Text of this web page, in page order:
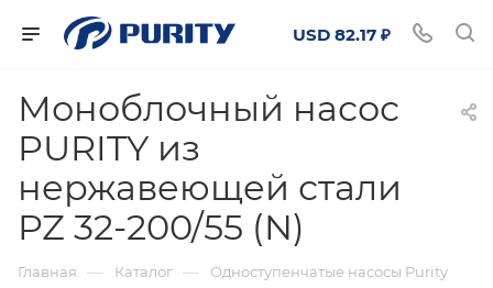
USD 82.17 ₽
Моноблочный насос
PURITY из
нержавеющей стали
PZ 32-200/55 (N)
Главная — Каталог — Одноступенчатые насосы Purity